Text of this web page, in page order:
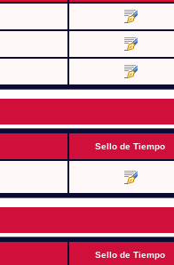
Sello de Tiempo
Sello de Tiempo